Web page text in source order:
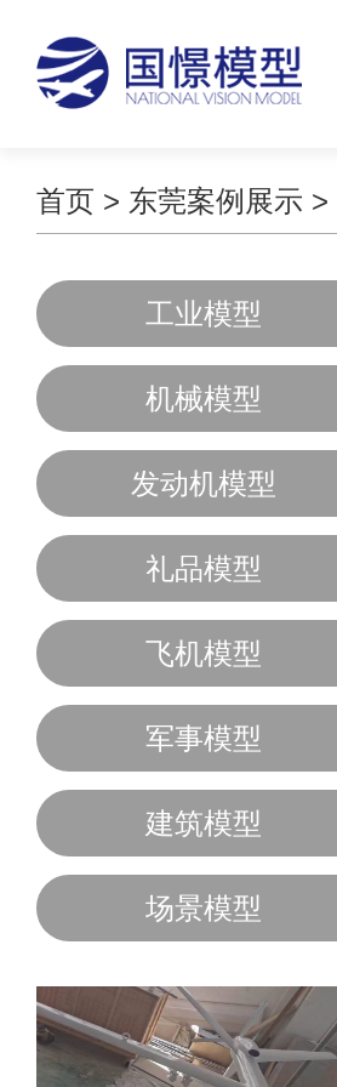
首页 > 东莞案例展示 >
工业模型
机械模型
发动机模型
礼品模型
飞机模型
军事模型
建筑模型
场景模型